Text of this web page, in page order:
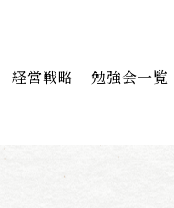
経営戦略 勉強会一覧